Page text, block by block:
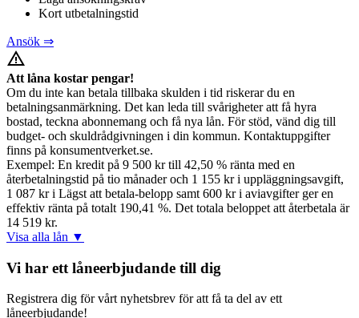
Kort utbetalningstid
Ansök ⇒
warning_amber
Att låna kostar pengar!
Om du inte kan betala tillbaka skulden i tid riskerar du en
betalningsanmärkning. Det kan leda till svårigheter att få hyra
bostad, teckna abonnemang och få nya lån. För stöd, vänd dig till
budget- och skuldrådgivningen i din kommun. Kontaktuppgifter
finns på konsumentverket.se.
Exempel: En kredit på 9 500 kr till 42,50 % ränta med en
återbetalningstid på tio månader och 1 155 kr i uppläggningsavgift,
1 087 kr i Lägst att betala-belopp samt 600 kr i aviavgifter ger en
effektiv ränta på totalt 190,41 %. Det totala beloppet att återbetala är
14 519 kr.
Visa alla lån ▼
Vi har ett låneerbjudande till dig
Registrera dig för vårt nyhetsbrev för att få ta del av ett
låneerbjudande!